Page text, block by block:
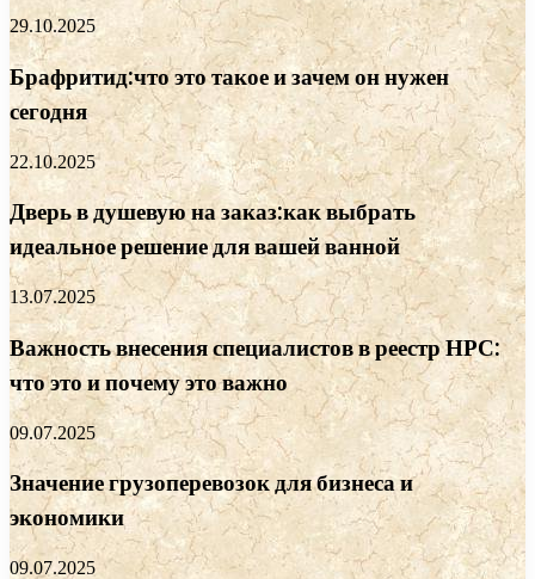
29.10.2025
Брафритид:что это такое и зачем он нужен
сегодня
22.10.2025
Дверь в душевую на заказ:как выбрать
идеальное решение для вашей ванной
13.07.2025
Важность внесения специалистов в реестр НРС:
что это и почему это важно
09.07.2025
Значение грузоперевозок для бизнеса и
экономики
09.07.2025